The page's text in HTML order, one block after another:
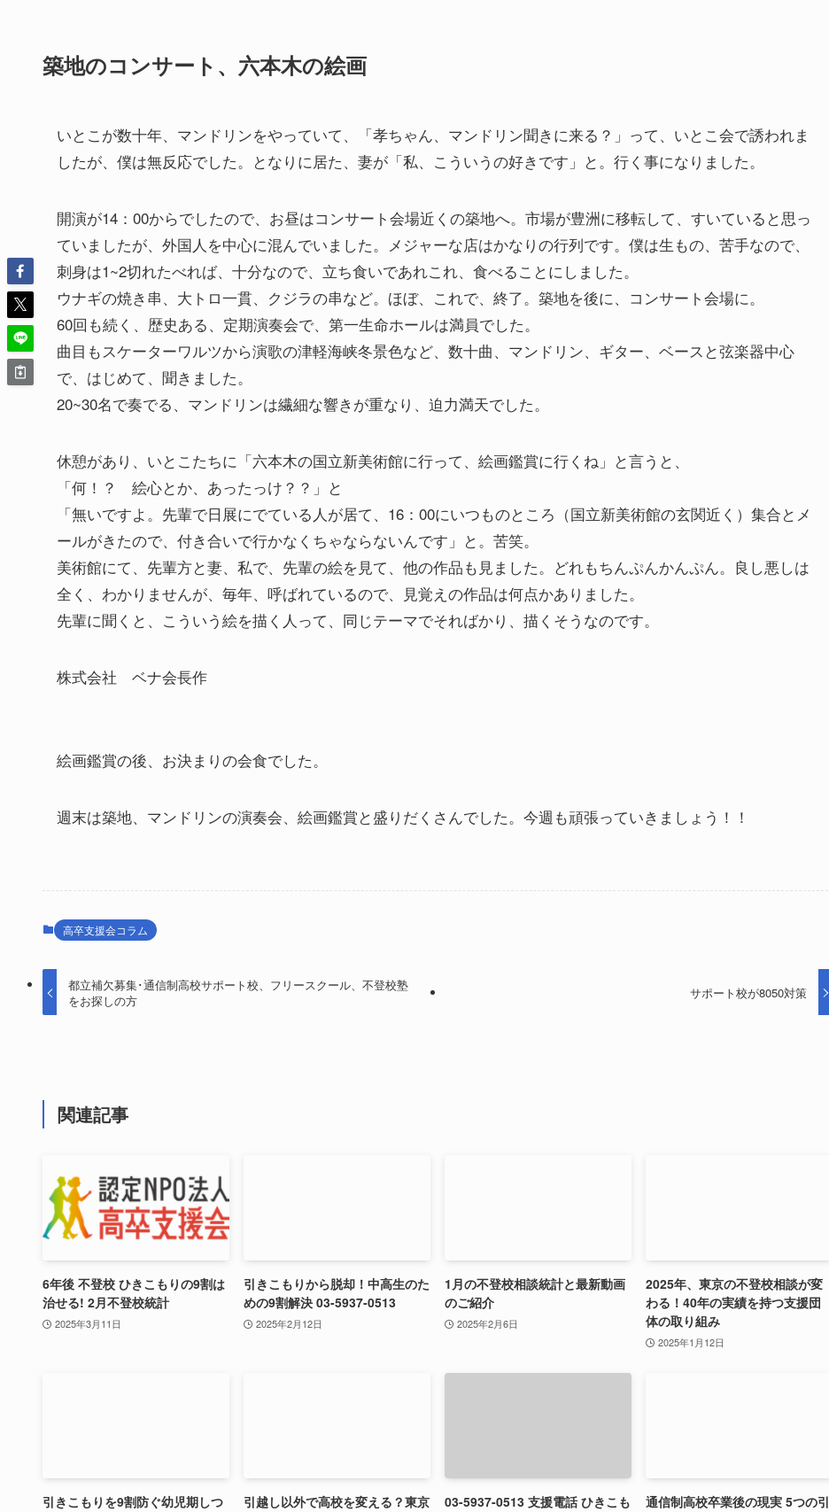
築地のコンサート、六本木の絵画
いとこが数十年、マンドリンをやっていて、「孝ちゃん、マンドリン聞きに来る？」って、いとこ会で誘われま
したが、僕は無反応でした。となりに居た、妻が「私、こういうの好きです」と。行く事になりました。
開演が14：00からでしたので、お昼はコンサート会場近くの築地へ。市場が豊洲に移転して、すいていると思っ
ていましたが、外国人を中心に混んでいました。メジャーな店はかなりの行列です。僕は生もの、苦手なので、
刺身は1~2切れたべれば、十分なので、立ち食いであれこれ、食べることにしました。
ウナギの焼き串、大トロ一貫、クジラの串など。ほぼ、これで、終了。築地を後に、コンサート会場に。
60回も続く、歴史ある、定期演奏会で、第一生命ホールは満員でした。
曲目もスケーターワルツから演歌の津軽海峡冬景色など、数十曲、マンドリン、ギター、ベースと弦楽器中心
で、はじめて、聞きました。
20~30名で奏でる、マンドリンは繊細な響きが重なり、迫力満天でした。
休憩があり、いとこたちに「六本木の国立新美術館に行って、絵画鑑賞に行くね」と言うと、
「何！？ 絵心とか、あったっけ？？」と
「無いですよ。先輩で日展にでている人が居て、16：00にいつものところ（国立新美術館の玄関近く）集合とメ
ールがきたので、付き合いで行かなくちゃならないんです」と。苦笑。
美術館にて、先輩方と妻、私で、先輩の絵を見て、他の作品も見ました。どれもちんぷんかんぷん。良し悪しは
全く、わかりませんが、毎年、呼ばれているので、見覚えの作品は何点かありました。
先輩に聞くと、こういう絵を描く人って、同じテーマでそればかり、描くそうなのです。
株式会社 ベナ会長作
絵画鑑賞の後、お決まりの会食でした。
週末は築地、マンドリンの演奏会、絵画鑑賞と盛りだくさんでした。今週も頑張っていきましょう！！
高卒支援会コラム
都立補欠募集･通信制高校サポート校、フリースクール、不登校塾
をお探しの方
サポート校が8050対策
関連記事
6年後 不登校 ひきこもりの9割は
治せる! 2月不登校統計
2025年3月11日
引きこもりから脱却！中高生のた
めの9割解決 03-5937-0513
2025年2月12日
1月の不登校相談統計と最新動画
のご紹介
2025年2月6日
2025年、東京の不登校相談が変
わる！40年の実績を持つ支援団
体の取り組み
2025年1月12日
引きこもりを9割防ぐ幼児期しつ
引越し以外で高校を変える？東京
03-5937-0513 支援電話 ひきこも
通信制高校卒業後の現実 5つの引